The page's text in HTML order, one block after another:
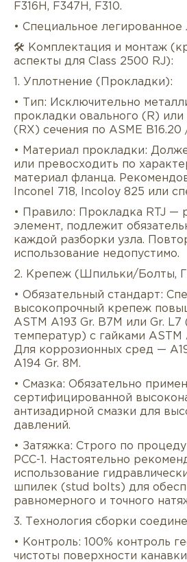
F316H, F347H, F310.
• Специальное легированное
🛠️ Комплектация и монтаж
аспекты для Class 2500 RJ):
1. Уплотнение (Прокладки):
• Тип: Исключительно
прокладки овального (R) или
(RX) сечения по ASME B16.20
• Материал прокладки:
или превосходить по
материал фланца.
Inconel 718, Incoloy 825 или
• Правило: Прокладка RTJ —
элемент, подлежит
каждой разборки узла.
использование недопустимо.
2. Крепеж (Шпильки/Болты,
• Обязательный стандарт:
высокопрочный крепеж
ASTM A193 Gr. B7M или Gr. L7
температур) с гайками ASTM
Для коррозионных сред —
A194 Gr. 8M.
• Смазка: Обязательно
сертифицированной
антизадирной смазки для
давлений.
• Затяжка: Строго по
PCC-1. Настоятельно
использование
шпилек (stud bolts) для
равномерного и точного
3. Технология сборки
• Контроль: 100% контроль
чистоты поверхности канавки